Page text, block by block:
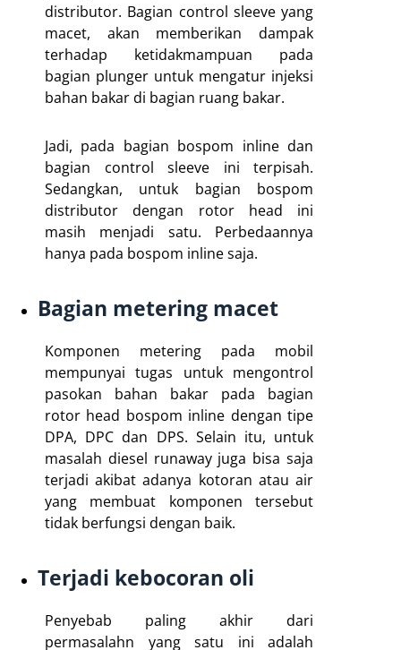
distributor. Bagian control sleeve yang
macet, akan memberikan dampak
terhadap ketidakmampuan pada
bagian plunger untuk mengatur injeksi
bahan bakar di bagian ruang bakar.
Jadi, pada bagian bospom inline dan
bagian control sleeve ini terpisah.
Sedangkan, untuk bagian bospom
distributor dengan rotor head ini
masih menjadi satu. Perbedaannya
hanya pada bospom inline saja.
Bagian metering macet
Komponen metering pada mobil
mempunyai tugas untuk mengontrol
pasokan bahan bakar pada bagian
rotor head bospom inline dengan tipe
DPA, DPC dan DPS. Selain itu, untuk
masalah diesel runaway juga bisa saja
terjadi akibat adanya kotoran atau air
yang membuat komponen tersebut
tidak berfungsi dengan baik.
Terjadi kebocoran oli
Penyebab paling akhir dari
permasalahn yang satu ini adalah